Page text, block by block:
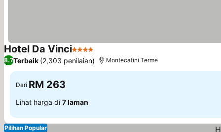
Hotel Da Vinci4 Bintang
8.7Terbaik (2,303 penilaian) Montecatini Terme
Dari RM 263
Lihat harga di 7 laman
Pilihan Popular